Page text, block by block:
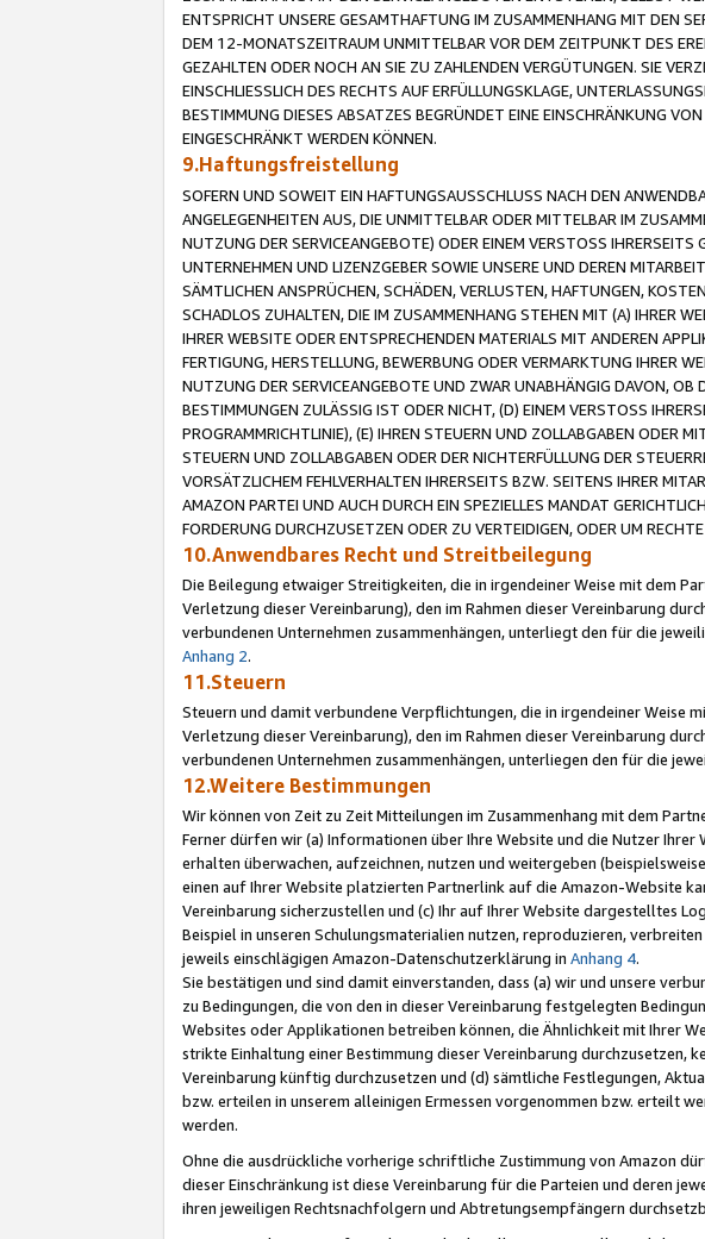
ENTSPRICHT UNSERE GESAMTHAFTUNG IM ZUSAMMENHANG MIT DEN
DEM 12-MONATSZEITRAUM UNMITTELBAR VOR DEM ZEITPUNKT DES
GEZAHLTEN ODER NOCH AN SIE ZU ZAHLENDEN VERGÜTUNGEN. SIE
EINSCHLIESSLICH DES RECHTS AUF ERFÜLLUNGSKLAGE,
BESTIMMUNG DIESES ABSATZES BEGRÜNDET EINE EINSCHRÄNKUNG
EINGESCHRÄNKT WERDEN KÖNNEN.
9.Haftungsfreistellung
SOFERN UND SOWEIT EIN HAFTUNGSAUSSCHLUSS NACH DEN
ANGELEGENHEITEN AUS, DIE UNMITTELBAR ODER MITTELBAR IM
NUTZUNG DER SERVICEANGEBOTE) ODER EINEM VERSTOSS
UNTERNEHMEN UND LIZENZGEBER SOWIE UNSERE UND DEREN
SÄMTLICHEN ANSPRÜCHEN, SCHÄDEN, VERLUSTEN, HAFTUNGEN,
SCHADLOS ZUHALTEN, DIE IM ZUSAMMENHANG STEHEN MIT (A) IHRER
IHRER WEBSITE ODER ENTSPRECHENDEN MATERIALS MIT ANDEREN
FERTIGUNG, HERSTELLUNG, BEWERBUNG ODER VERMARKTUNG IHRER
NUTZUNG DER SERVICEANGEBOTE UND ZWAR UNABHÄNGIG DAVON, OB
BESTIMMUNGEN ZULÄSSIG IST ODER NICHT, (D) EINEM VERSTOSS
PROGRAMMRICHTLINIE), (E) IHREN STEUERN UND ZOLLABGABEN ODER
STEUERN UND ZOLLABGABEN ODER DER NICHTERFÜLLUNG DER
VORSÄTZLICHEM FEHLVERHALTEN IHRERSEITS BZW. SEITENS IHRER
AMAZON PARTEI UND AUCH DURCH EIN SPEZIELLES MANDAT
FORDERUNG DURCHZUSETZEN ODER ZU VERTEIDIGEN, ODER UM
10.Anwendbares Recht und Streitbeilegung
Die Beilegung etwaiger Streitigkeiten, die in irgendeiner Weise mit dem
Verletzung dieser Vereinbarung), den im Rahmen dieser Vereinbarung
verbundenen Unternehmen zusammenhängen, unterliegt den für die
Anhang 2.
11.Steuern
Steuern und damit verbundene Verpflichtungen, die in irgendeiner Weise
Verletzung dieser Vereinbarung), den im Rahmen dieser Vereinbarung
verbundenen Unternehmen zusammenhängen, unterliegen den für die
12.Weitere Bestimmungen
Wir können von Zeit zu Zeit Mitteilungen im Zusammenhang mit dem
Ferner dürfen wir (a) Informationen über Ihre Website und die Nutzer
erhalten überwachen, aufzeichnen, nutzen und weitergeben
einen auf Ihrer Website platzierten Partnerlink auf die Amazon-Website
Vereinbarung sicherzustellen und (c) Ihr auf Ihrer Website dargestelltes
Beispiel in unseren Schulungsmaterialien nutzen, reproduzieren,
jeweils einschlägigen Amazon-Datenschutzerklärung in Anhang 4.
Sie bestätigen und sind damit einverstanden, dass (a) wir und unsere
zu Bedingungen, die von den in dieser Vereinbarung festgelegten
Websites oder Applikationen betreiben können, die Ähnlichkeit mit Ihrer
strikte Einhaltung einer Bestimmung dieser Vereinbarung durchzusetzen,
Vereinbarung künftig durchzusetzen und (d) sämtliche Festlegungen,
bzw. erteilen in unserem alleinigen Ermessen vorgenommen bzw. erteilt
werden.
Ohne die ausdrückliche vorherige schriftliche Zustimmung von Amazon
dieser Einschränkung ist diese Vereinbarung für die Parteien und deren
ihren jeweiligen Rechtsnachfolgern und Abtretungsempfängern